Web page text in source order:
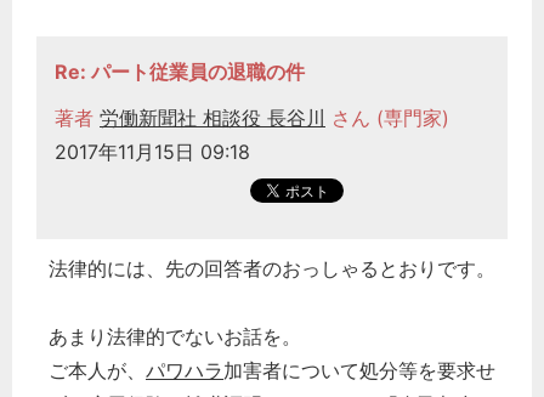
Re: パート従業員の退職の件
著者 労働新聞社 相談役 長谷川
さん (専門家)
2017年11月15日 09:18
法律的には、先の回答者のおっしゃるとおりです。
あまり法律的でないお話を。
ご本人が、 パワハラ加害者について処分等を要求せ